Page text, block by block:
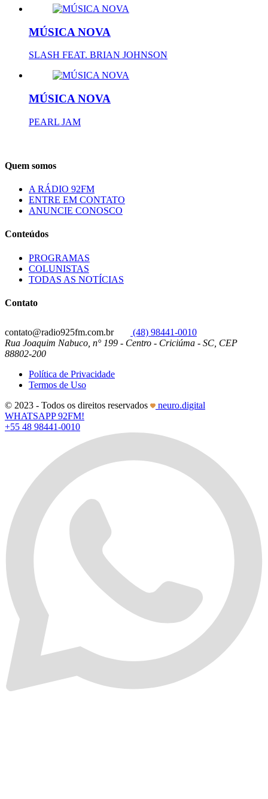
MÚSICA NOVA
SLASH FEAT. BRIAN JOHNSON
MÚSICA NOVA
PEARL JAM
Quem somos
A RÁDIO 92FM
ENTRE EM CONTATO
ANUNCIE CONOSCO
Conteúdos
PROGRAMAS
COLUNISTAS
TODAS AS NOTÍCIAS
Contato
contato@radio925fm.com.br
(48) 98441-0010
Rua Joaquim Nabuco, n° 199 - Centro - Criciúma - SC, CEP
88802-200
Política de Privacidade
Termos de Uso
© 2023 - Todos os direitos reservados
neuro.digital
WHATSAPP 92FM!
+55 48 98441-0010